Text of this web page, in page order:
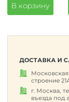
В корзину
ДОСТАВКА И
строение
г. Москва,
въезда под